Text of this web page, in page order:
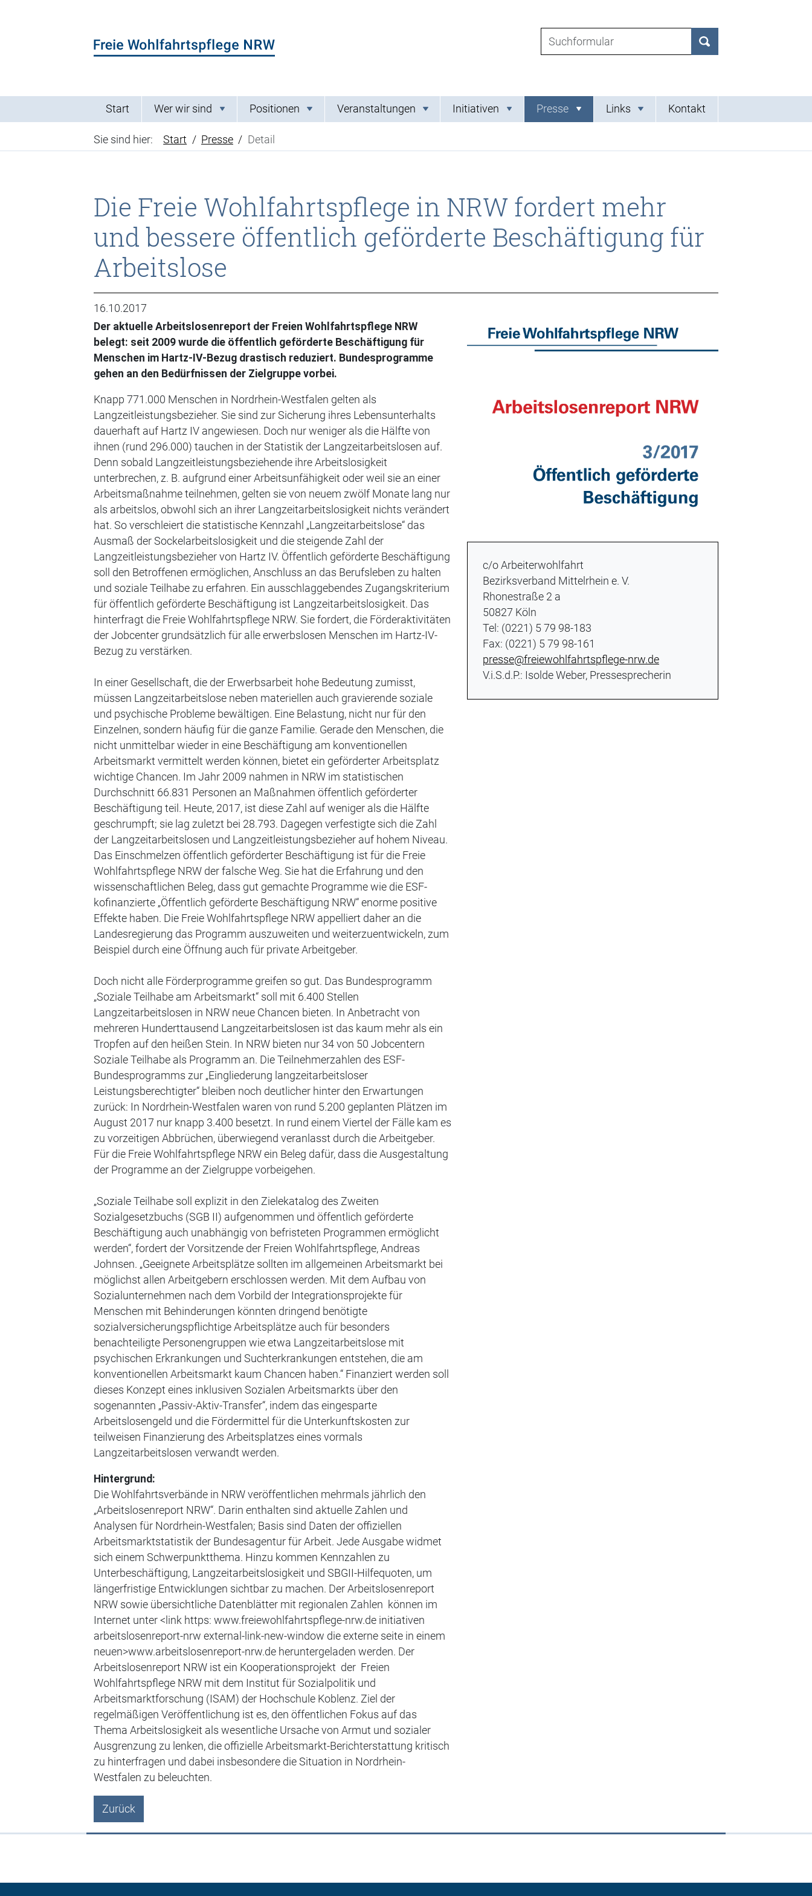
Suchen nach:
Suchen
Start Wer wir sind Positionen Veranstaltungen Initiativen Presse Links Kontakt
Sie sind hier: Start Presse Detail
Die Freie Wohlfahrtspflege in NRW fordert mehr
und bessere öffentlich geförderte Beschäftigung für
Arbeitslose
16.10.2017
Der aktuelle Arbeitslosenreport der Freien Wohlfahrtspflege NRW
belegt: seit 2009 wurde die öffentlich geförderte Beschäftigung für
Menschen im Hartz-IV-Bezug drastisch reduziert. Bundesprogramme
gehen an den Bedürfnissen der Zielgruppe vorbei.
Knapp 771.000 Menschen in Nordrhein-Westfalen gelten als
Langzeitleistungsbezieher. Sie sind zur Sicherung ihres Lebensunterhalts
dauerhaft auf Hartz IV angewiesen. Doch nur weniger als die Hälfte von
ihnen (rund 296.000) tauchen in der Statistik der Langzeitarbeitslosen auf.
Denn sobald Langzeitleistungsbeziehende ihre Arbeitslosigkeit
unterbrechen, z. B. aufgrund einer Arbeitsunfähigkeit oder weil sie an einer
Arbeitsmaßnahme teilnehmen, gelten sie von neuem zwölf Monate lang nur
als arbeitslos, obwohl sich an ihrer Langzeitarbeitslosigkeit nichts verändert
hat. So verschleiert die statistische Kennzahl „Langzeitarbeitslose“ das
Ausmaß der Sockelarbeitslosigkeit und die steigende Zahl der
Langzeitleistungsbezieher von Hartz IV. Öffentlich geförderte Beschäftigung
soll den Betroffenen ermöglichen, Anschluss an das Berufsleben zu halten
und soziale Teilhabe zu erfahren. Ein ausschlaggebendes Zugangskriterium
für öffentlich geförderte Beschäftigung ist Langzeitarbeitslosigkeit. Das
hinterfragt die Freie Wohlfahrtspflege NRW. Sie fordert, die Förderaktivitäten
der Jobcenter grundsätzlich für alle erwerbslosen Menschen im Hartz-IV-
Bezug zu verstärken.
In einer Gesellschaft, die der Erwerbsarbeit hohe Bedeutung zumisst,
müssen Langzeitarbeitslose neben materiellen auch gravierende soziale
und psychische Probleme bewältigen. Eine Belastung, nicht nur für den
Einzelnen, sondern häufig für die ganze Familie. Gerade den Menschen, die
nicht unmittelbar wieder in eine Beschäftigung am konventionellen
Arbeitsmarkt vermittelt werden können, bietet ein geförderter Arbeitsplatz
wichtige Chancen. Im Jahr 2009 nahmen in NRW im statistischen
Durchschnitt 66.831 Personen an Maßnahmen öffentlich geförderter
Beschäftigung teil. Heute, 2017, ist diese Zahl auf weniger als die Hälfte
geschrumpft; sie lag zuletzt bei 28.793. Dagegen verfestigte sich die Zahl
der Langzeitarbeitslosen und Langzeitleistungsbezieher auf hohem Niveau.
Das Einschmelzen öffentlich geförderter Beschäftigung ist für die Freie
Wohlfahrtspflege NRW der falsche Weg. Sie hat die Erfahrung und den
wissenschaftlichen Beleg, dass gut gemachte Programme wie die ESF-
kofinanzierte „Öffentlich geförderte Beschäftigung NRW“ enorme positive
Effekte haben. Die Freie Wohlfahrtspflege NRW appelliert daher an die
Landesregierung das Programm auszuweiten und weiterzuentwickeln, zum
Beispiel durch eine Öffnung auch für private Arbeitgeber.
Doch nicht alle Förderprogramme greifen so gut. Das Bundesprogramm
„Soziale Teilhabe am Arbeitsmarkt“ soll mit 6.400 Stellen
Langzeitarbeitslosen in NRW neue Chancen bieten. In Anbetracht von
mehreren Hunderttausend Langzeitarbeitslosen ist das kaum mehr als ein
Tropfen auf den heißen Stein. In NRW bieten nur 34 von 50 Jobcentern
Soziale Teilhabe als Programm an. Die Teilnehmerzahlen des ESF-
Bundesprogramms zur „Eingliederung langzeitarbeitsloser
Leistungsberechtigter“ bleiben noch deutlicher hinter den Erwartungen
zurück: In Nordrhein-Westfalen waren von rund 5.200 geplanten Plätzen im
August 2017 nur knapp 3.400 besetzt. In rund einem Viertel der Fälle kam es
zu vorzeitigen Abbrüchen, überwiegend veranlasst durch die Arbeitgeber.
Für die Freie Wohlfahrtspflege NRW ein Beleg dafür, dass die Ausgestaltung
der Programme an der Zielgruppe vorbeigehen.
„Soziale Teilhabe soll explizit in den Zielekatalog des Zweiten
Sozialgesetzbuchs (SGB II) aufgenommen und öffentlich geförderte
Beschäftigung auch unabhängig von befristeten Programmen ermöglicht
werden“, fordert der Vorsitzende der Freien Wohlfahrtspflege, Andreas
Johnsen. „Geeignete Arbeitsplätze sollten im allgemeinen Arbeitsmarkt bei
möglichst allen Arbeitgebern erschlossen werden. Mit dem Aufbau von
Sozialunternehmen nach dem Vorbild der Integrationsprojekte für
Menschen mit Behinderungen könnten dringend benötigte
sozialversicherungspflichtige Arbeitsplätze auch für besonders
benachteiligte Personengruppen wie etwa Langzeitarbeitslose mit
psychischen Erkrankungen und Suchterkrankungen entstehen, die am
konventionellen Arbeitsmarkt kaum Chancen haben.“ Finanziert werden soll
dieses Konzept eines inklusiven Sozialen Arbeitsmarkts über den
sogenannten „Passiv-Aktiv-Transfer“, indem das eingesparte
Arbeitslosengeld und die Fördermittel für die Unterkunftskosten zur
teilweisen Finanzierung des Arbeitsplatzes eines vormals
Langzeitarbeitslosen verwandt werden.
Hintergrund:
Die Wohlfahrtsverbände in NRW veröffentlichen mehrmals jährlich den
„Arbeitslosenreport NRW“. Darin enthalten sind aktuelle Zahlen und
Analysen für Nordrhein-Westfalen; Basis sind Daten der offiziellen
Arbeitsmarktstatistik der Bundesagentur für Arbeit. Jede Ausgabe widmet
sich einem Schwerpunktthema. Hinzu kommen Kennzahlen zu
Unterbeschäftigung, Langzeitarbeitslosigkeit und SBGII-Hilfequoten, um
längerfristige Entwicklungen sichtbar zu machen. Der Arbeitslosenreport
NRW sowie übersichtliche Datenblätter mit regionalen Zahlen können im
Internet unter <link https: www.freiewohlfahrtspflege-nrw.de initiativen
arbeitslosenreport-nrw external-link-new-window die externe seite in einem
neuen>www.arbeitslosenreport-nrw.de heruntergeladen werden. Der
Arbeitslosenreport NRW ist ein Kooperationsprojekt der Freien
Wohlfahrtspflege NRW mit dem Institut für Sozialpolitik und
Arbeitsmarktforschung (ISAM) der Hochschule Koblenz. Ziel der
regelmäßigen Veröffentlichung ist es, den öffentlichen Fokus auf das
Thema Arbeitslosigkeit als wesentliche Ursache von Armut und sozialer
Ausgrenzung zu lenken, die offizielle Arbeitsmarkt-Berichterstattung kritisch
zu hinterfragen und dabei insbesondere die Situation in Nordrhein-
Westfalen zu beleuchten.
Zurück
c/o Arbeiterwohlfahrt
Bezirksverband Mittelrhein e. V.
Rhonestraße 2 a
50827 Köln
Tel: (0221) 5 79 98-183
Fax: (0221) 5 79 98-161
presse@freiewohlfahrtspflege-nrw.de
V.i.S.d.P.: Isolde Weber, Pressesprecherin